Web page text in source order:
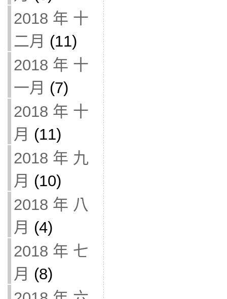
2018 年 十
二月 (11)
2018 年 十
一月 (7)
2018 年 十
月 (11)
2018 年 九
月 (10)
2018 年 八
月 (4)
2018 年 七
月 (8)